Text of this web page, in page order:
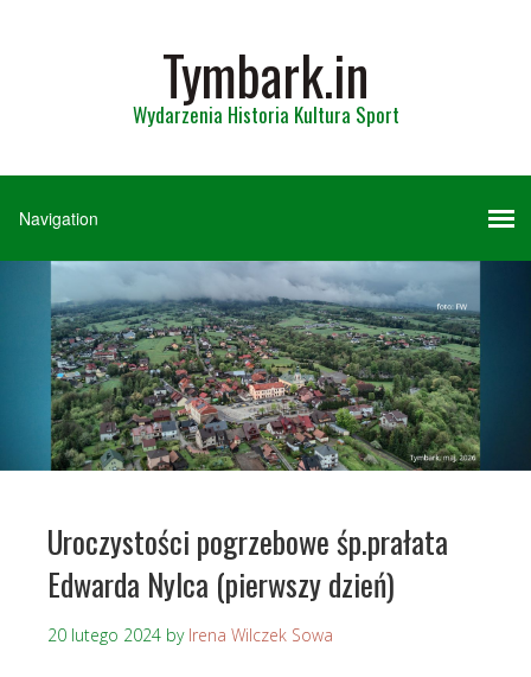
Tymbark.in
Wydarzenia Historia Kultura Sport
Uroczystości pogrzebowe śp.prałata
Edwarda Nylca (pierwszy dzień)
20 lutego 2024 by Irena Wilczek Sowa